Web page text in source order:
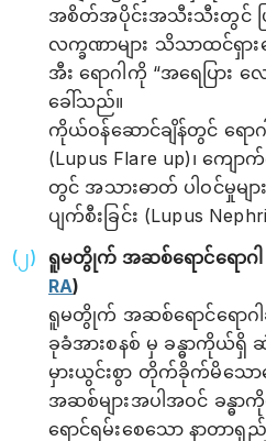
အစိတ်အပိုင်းအသီးသီးတွင် ဖြ
လက္ခဏာများ သိသာထင်ရှ
အီး ရောဂါကို “အရေပြား
ခေါ်သည်။
ကိုယ်ဝန်ဆောင်ချိန်တွင် ရောဂ
(Lupus Flare up)၊ ကျေ
တွင် အသားဓာတ် ပါဝင်မှုမျ
ပျက်စီးခြင်း (Lupus
ရူမတွိုက် အဆစ်ရောင်ရောဂါ
RA)
ရူမတွိုက် အဆစ်ရောင်ရောဂ
ခုခံအားစနစ် မှ ခန္ဓာကိုယ်ရှိ
မှားယွင်းစွာ တိုက်ခိုက်မိသော
အဆစ်များအပါအဝင် ခန္ဓ
ရောင်ရမ်းစေသော နာတာရှ